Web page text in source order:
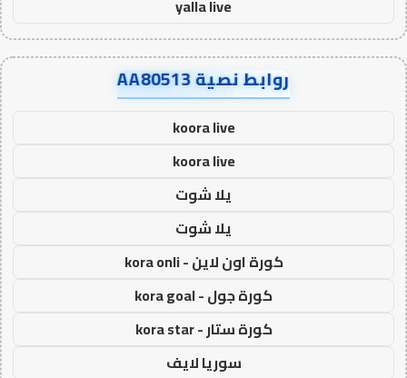
yalla live
روابط نصية AA80513
koora live
koora live
يلا شوت
يلا شوت
كورة اون لاين - kora onli
كورة جول - kora goal
كورة ستار - kora star
سوريا لايف